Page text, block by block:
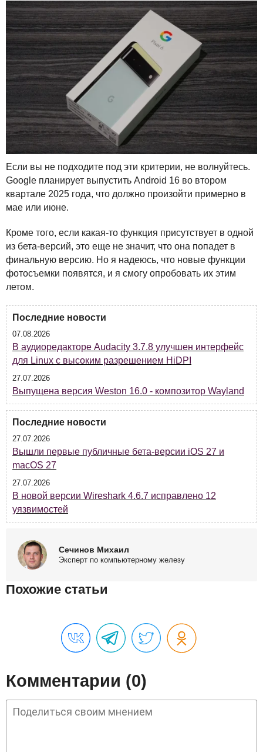
Если вы не подходите под эти критерии, не волнуйтесь.
Google планирует выпустить Android 16 во втором
квартале 2025 года, что должно произойти примерно в
мае или июне.
Кроме того, если какая-то функция присутствует в одной
из бета-версий, это еще не значит, что она попадет в
финальную версию. Но я надеюсь, что новые функции
фотосъемки появятся, и я смогу опробовать их этим
летом.
Последние новости
07.08.2026
В аудиоредакторе Audacity 3.7.8 улучшен интерфейс
для Linux с высоким разрешением HiDPI
27.07.2026
Выпущена версия Weston 16.0 - композитор Wayland
Последние новости
27.07.2026
Вышли первые публичные бета-версии iOS 27 и
macOS 27
27.07.2026
В новой версии Wireshark 4.6.7 исправлено 12
уязвимостей
Сечинов Михаил
Эксперт по компьютерному железу
Похожие статьи
Комментарии (0)